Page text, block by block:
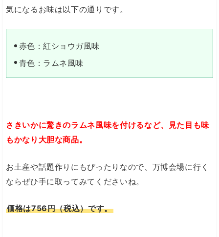
気になるお味は以下の通りです。
赤色：紅ショウガ風味
青色：ラムネ風味
さきいかに驚きのラムネ風味を付けるなど、見た目も味
もかなり大胆な商品。
お土産や話題作りにもぴったりなので、万博会場に行く
ならぜひ手に取ってみてくださいね。
価格は756円（税込）です。